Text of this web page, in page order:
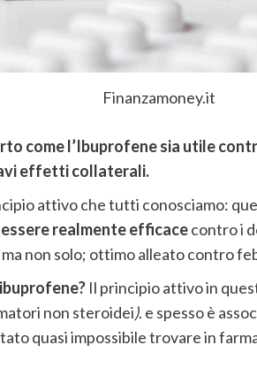
Finanzamoney.it
come l’Ibuprofene sia utile
effetti collaterali.
attivo che tutti conosciamo:
realmente efficacecontro i
non solo; ottimo alleato contro
Il principio attivo in
non steroidei). e spesso è
quasi impossibile trovare in